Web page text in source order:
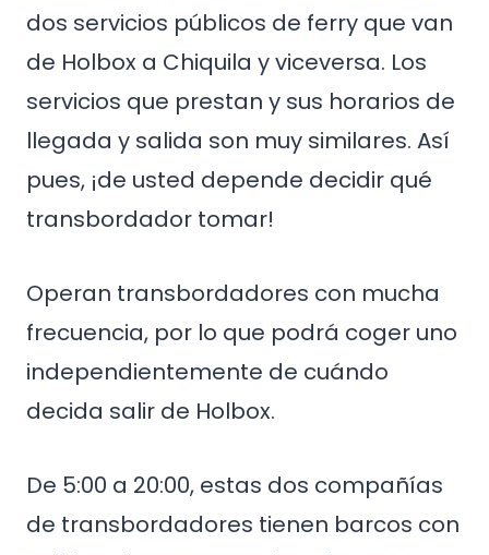
dos servicios públicos de ferry que van
de Holbox a Chiquila y viceversa. Los
servicios que prestan y sus horarios de
llegada y salida son muy similares. Así
pues, ¡de usted depende decidir qué
transbordador tomar!
Operan transbordadores con mucha
frecuencia, por lo que podrá coger uno
independientemente de cuándo
decida salir de Holbox.
De 5:00 a 20:00, estas dos compañías
de transbordadores tienen barcos con